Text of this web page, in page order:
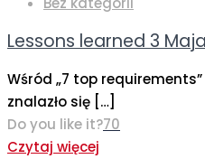
Lessons learned 3 Maja
Wśród „7 top
znalazło się […]
Do you like it?70
Czytaj więcej